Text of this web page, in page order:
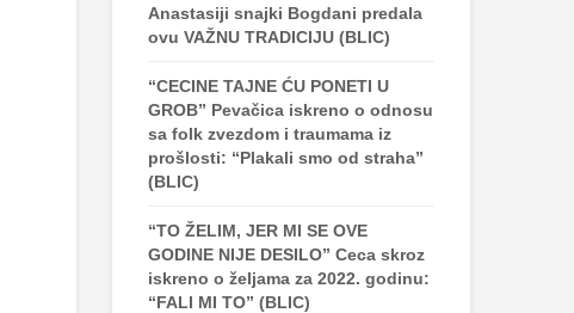
Anastasiji snajki Bogdani predala
ovu VAŽNU TRADICIJU (BLIC)
“CECINE TAJNE ĆU PONETI U
GROB” Pevačica iskreno o odnosu
sa folk zvezdom i traumama iz
prošlosti: “Plakali smo od straha”
(BLIC)
“TO ŽELIM, JER MI SE OVE
GODINE NIJE DESILO” Ceca skroz
iskreno o željama za 2022. godinu:
“FALI MI TO” (BLIC)